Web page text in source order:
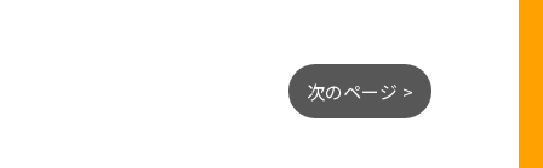
次のページ >